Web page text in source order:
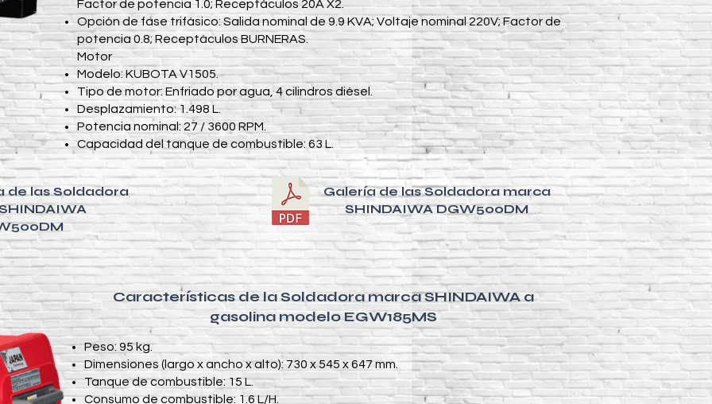
Factor de potencia 1.0; Receptáculos 20A X2.
Opción de fase trifásico: Salida nominal de 9.9 KVA; Voltaje nominal 220V; Factor de
potencia 0.8; Receptáculos BURNERAS.
Motor
Modelo: KUBOTA V1505.
Tipo de motor: Enfriado por agua, 4 cilindros diésel.
Desplazamiento: 1.498 L.
Potencia nominal: 27 / 3600 RPM.
Capacidad del tanque de combustible: 63 L.
de las Soldadora
Galería de las Soldadora marca
SHINDAIWA DGW500DM
Características de la Soldadora marca SHINDAIWA a
gasolina modelo EGW185MS
Peso: 95 kg.​
Dimensiones (largo x ancho x alto): 730 x 545 x 647 mm.
Tanque de combustible: 15 L.
Consumo de combustible: 1.6 L/H.